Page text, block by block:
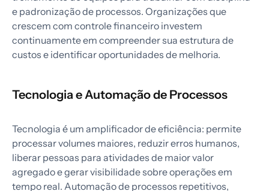
e padronização de processos. Organizações que
crescem com controle financeiro investem
continuamente em compreender sua estrutura de
custos e identificar oportunidades de melhoria.
Tecnologia e Automação de Processos
Tecnologia é um amplificador de eficiência: permite
processar volumes maiores, reduzir erros humanos,
liberar pessoas para atividades de maior valor
agregado e gerar visibilidade sobre operações em
tempo real. Automação de processos repetitivos,